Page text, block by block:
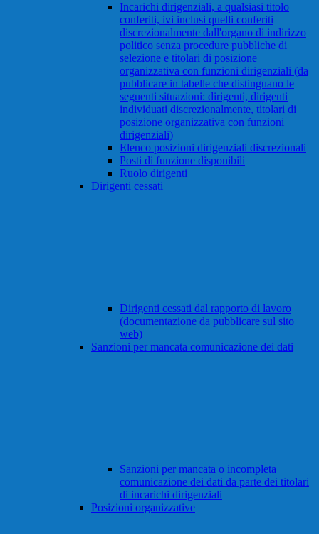
Incarichi dirigenziali, a qualsiasi titolo
conferiti, ivi inclusi quelli conferiti
discrezionalmente dall'organo di indirizzo
politico senza procedure pubbliche di
selezione e titolari di posizione
organizzativa con funzioni dirigenziali (da
pubblicare in tabelle che distinguano le
seguenti situazioni: dirigenti, dirigenti
individuati discrezionalmente, titolari di
posizione organizzativa con funzioni
dirigenziali)
Elenco posizioni dirigenziali discrezionali
Posti di funzione disponibili
Ruolo dirigenti
Dirigenti cessati
Dirigenti cessati dal rapporto di lavoro
(documentazione da pubblicare sul sito
web)
Sanzioni per mancata comunicazione dei dati
Sanzioni per mancata o incompleta
comunicazione dei dati da parte dei titolari
di incarichi dirigenziali
Posizioni organizzative